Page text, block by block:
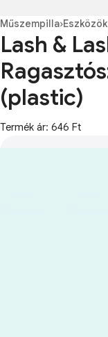
Műszempilla›Eszközök
Lash &
(plastic)
Termék ár: 646 Ft